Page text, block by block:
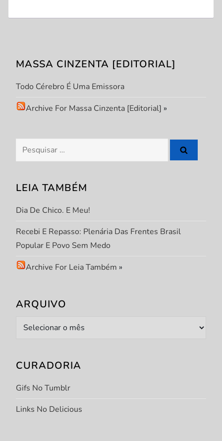
MASSA CINZENTA [EDITORIAL]
Todo Cérebro É Uma Emissora
Archive For Massa Cinzenta [Editorial] »
Pesquisar
por:
LEIA TAMBÉM
Dia De Chico. E Meu!
Recebi E Repasso: Plenária Das Frentes Brasil
Popular E Povo Sem Medo
Archive For Leia Também »
ARQUIVO
Arquivo
CURADORIA
Gifs No Tumblr
Links No Delicious